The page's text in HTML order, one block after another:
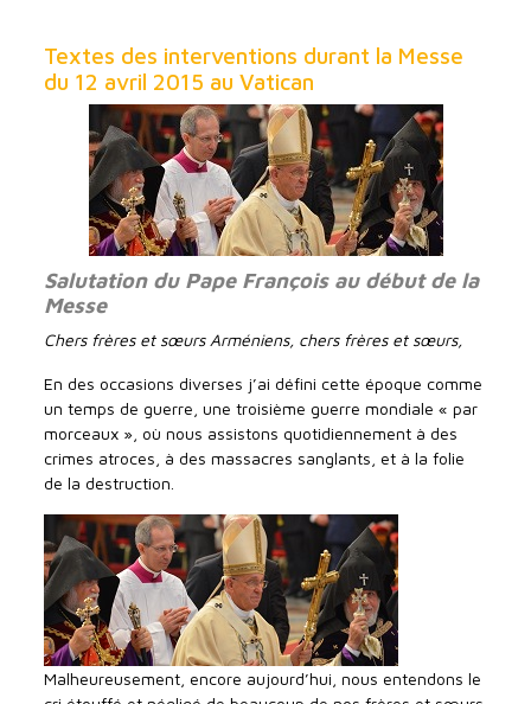
Textes des interventions durant la Messe
du 12 avril 2015 au Vatican
Salutation du Pape François au début de la
Messe
Chers frères et sœurs Arméniens, chers frères et sœurs,
En des occasions diverses j’ai défini cette époque comme
un temps de guerre, une troisième guerre mondiale « par
morceaux », où nous assistons quotidiennement à des
crimes atroces, à des massacres sanglants, et à la folie
de la destruction.
Malheureusement, encore aujourd’hui, nous entendons le